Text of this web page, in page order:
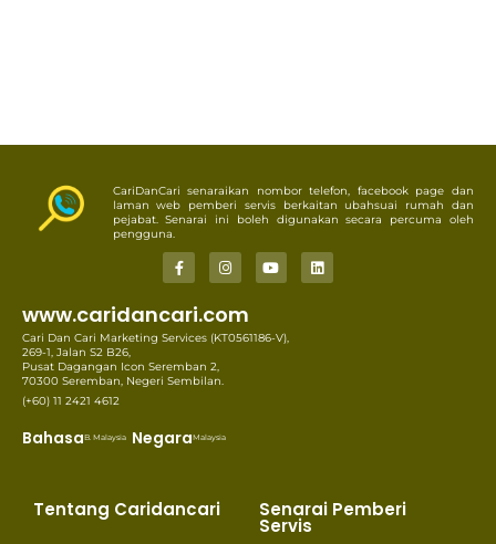
CariDanCari senaraikan nombor telefon, facebook page dan
laman web pemberi servis berkaitan ubahsuai rumah dan
pejabat. Senarai ini boleh digunakan secara percuma oleh
pengguna.
www.caridancari.com
Cari Dan Cari Marketing Services (KT0561186-V),
269-1, Jalan S2 B26,
Pusat Dagangan Icon Seremban 2,
70300 Seremban, Negeri Sembilan.
(+60) 11 2421 4612
BahasaB. Malaysia NegaraMalaysia
Tentang Caridancari Senarai Pemberi
Servis